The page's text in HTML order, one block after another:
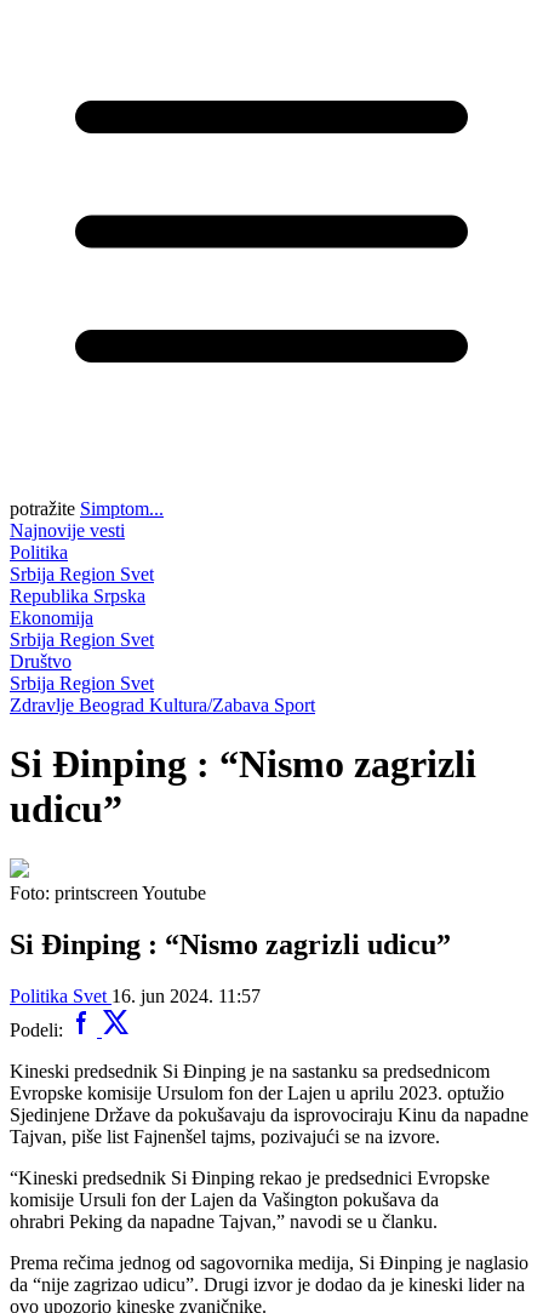
potražite Simptom...
Najnovije vesti
Politika
Srbija Region Svet
Republika Srpska
Ekonomija
Srbija Region Svet
Društvo
Srbija Region Svet
Zdravlje Beograd Kultura/Zabava Sport
Si Đinping : “Nismo zagrizli
udicu”
Foto: printscreen Youtube
Si Đinping : “Nismo zagrizli udicu”
Politika Svet 16. jun 2024. 11:57
Podeli:
Kineski predsednik Si Đinping je na sastanku sa predsednicom
Evropske komisije Ursulom fon der Lajen u aprilu 2023. optužio
Sjedinjene Države da pokušavaju da isprovociraju Kinu da napadne
Tajvan, piše list Fajnenšel tajms, pozivajući se na izvore.
“Kineski predsednik Si Đinping rekao je predsednici Evropske
komisije Ursuli fon der Lajen da Vašington pokušava da
ohrabri Peking da napadne Tajvan,” navodi se u članku.
Prema rečima jednog od sagovornika medija, Si Đinping je naglasio
da “nije zagrizao udicu”. Drugi izvor je dodao da je kineski lider na
ovo upozorio kineske zvaničnike.